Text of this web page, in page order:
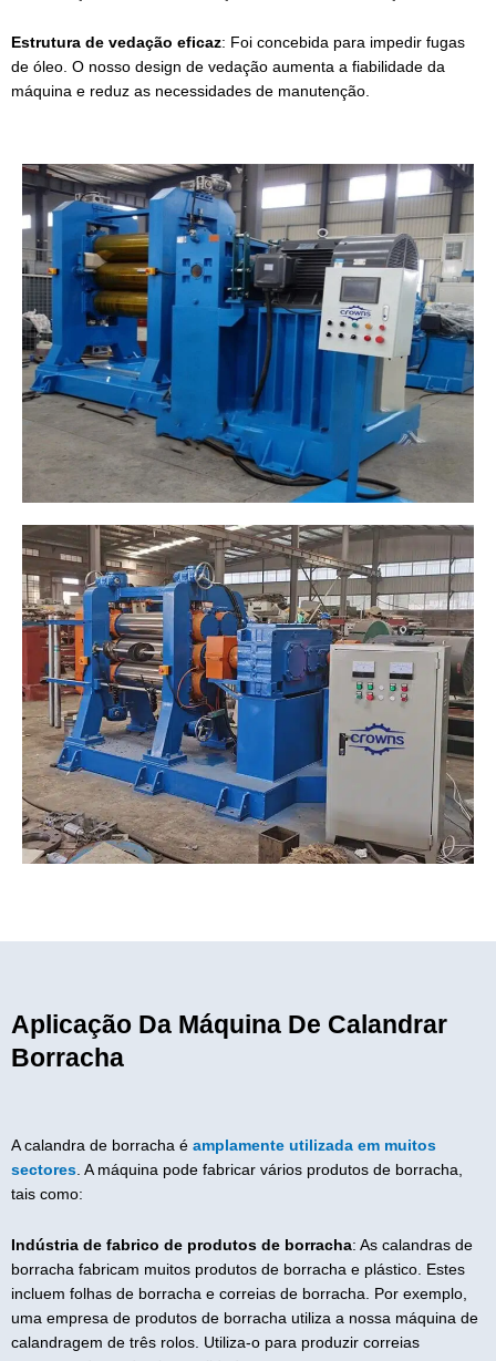
Estrutura de vedação eficaz: Foi concebida para impedir fugas
de óleo. O nosso design de vedação aumenta a fiabilidade da
máquina e reduz as necessidades de manutenção.
Aplicação Da Máquina De Calandrar
Borracha
A calandra de borracha é amplamente utilizada em muitos
sectores. A máquina pode fabricar vários produtos de borracha,
tais como:
Indústria de fabrico de produtos de borracha: As calandras de
borracha fabricam muitos produtos de borracha e plástico. Estes
incluem folhas de borracha e correias de borracha. Por exemplo,
uma empresa de produtos de borracha utiliza a nossa máquina de
calandragem de três rolos. Utiliza-o para produzir correias